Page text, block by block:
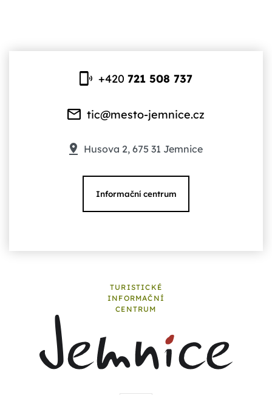
+420721 508 737
tic@mesto-jemnice.cz
Husova 2, 675 31 Jemnice
Informační centrum
TURISTICKÉ
INFORMAČNÍ
CENTRUM